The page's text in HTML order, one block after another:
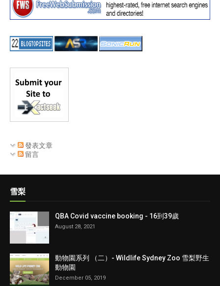
發表文章
留言
雪梨
QBA Covid vaccine booking - 16到39歲
August 28, 2021
動物園系列 （二）- Wildlife Sydney Zoo 雪梨野生
動物園
December 05, 2019